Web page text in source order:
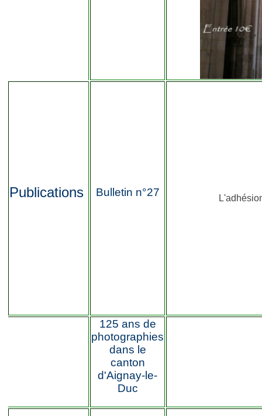
Publications Bulletin n°27
125 ans de
photographies
dans le
canton
d'Aignay-le-
Duc